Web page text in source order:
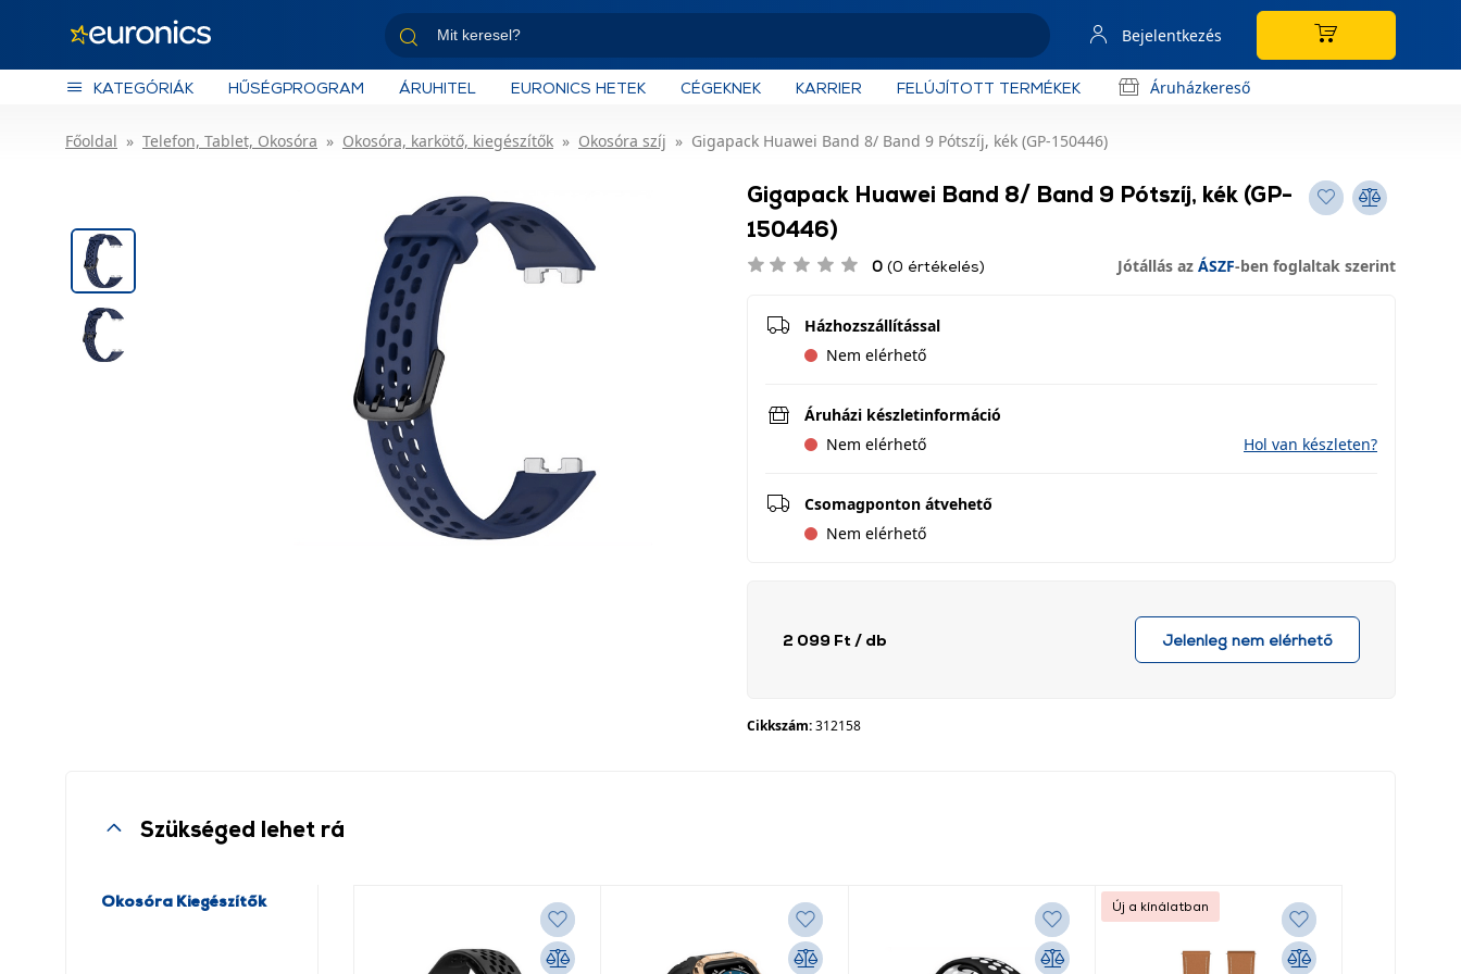
Bejelentkezés
KATEGÓRIÁK HŰSÉGPROGRAM ÁRUHITEL EURONICS HETEK CÉGEKNEK KARRIER FELÚJÍTOTT TERMÉKEK Áruházkereső
Főoldal Telefon, Tablet, Okosóra Okosóra, karkötő, kiegészítők Okosóra szíj Gigapack Huawei Band 8/ Band 9 Pótszíj, kék (GP-150446)
Gigapack Huawei Band 8/ Band 9 Pótszíj, kék (GP-
150446)
0 (0 értékelés) Jótállás az ÁSZF-ben foglaltak szerint
Házhozszállítással
Nem elérhető
Áruházi készletinformáció
Nem elérhető
Hol van készleten?
Csomagponton átvehető
Nem elérhető
2 099 Ft / db Jelenleg nem elérhető
Cikkszám:312158
Szükséged lehet rá
Okosóra Kiegészítők Új a kínálatban